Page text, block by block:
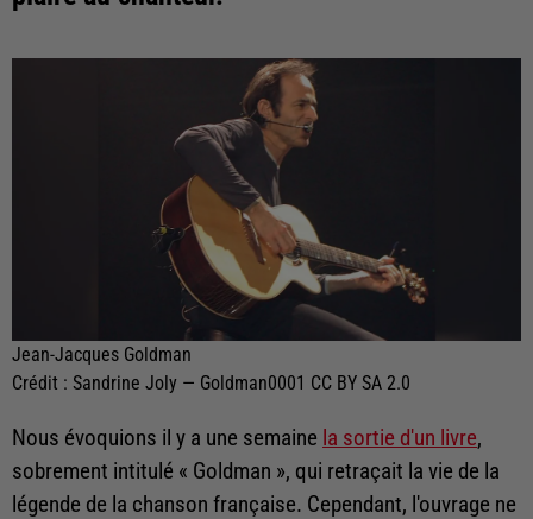
Jean-Jacques Goldman
Crédit : Sandrine Joly — Goldman0001 CC BY SA 2.0
Nous évoquions il y a une semaine la sortie d'un livre,
sobrement intitulé « Goldman », qui retraçait la vie de la
légende de la chanson française. Cependant, l'ouvrage ne